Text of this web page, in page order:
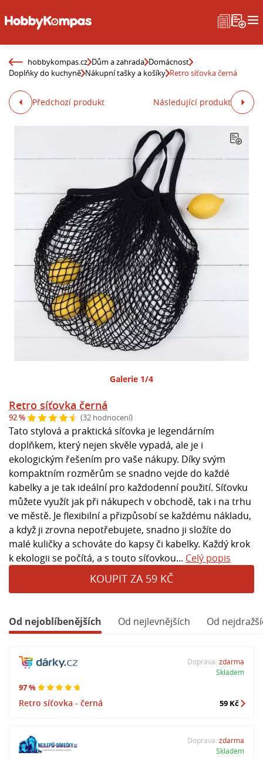
hobbykompas.cz Dům a zahrada Domácnost
Doplňky do kuchyně Nákupní tašky a košíky Retro síťovka černá
Předchozí produkt Následující produkt
Galerie 1/4
Retro síťovka černá
92 % (32 hodnocení)
Tato stylová a praktická síťovka je legendárním
doplňkem, který nejen skvěle vypadá, ale je i
ekologickým řešením pro vaše nákupy. Díky svým
kompaktním rozměrům se snadno vejde do každé
kabelky a je tak ideální pro každodenní použití. Síťovku
můžete využít jak při nákupech v obchodě, tak i na trhu
ve městě. Je flexibilní a přizpůsobí se každému nákladu,
a když ji zrovna nepotřebujete, snadno ji složíte do
malé kuličky a schováte do kapsy či kabelky. Každý krok
k ekologii se počítá, a s touto síťovkou... Celý popis
KOUPIT ZA 59 KČ
Od nejoblíbenějších Od nejlevnějších Od
97 %
Retro síťovka - černá
Doprava: zdarma
Skladem
59 Kč
Doprava: zdarma
Skladem